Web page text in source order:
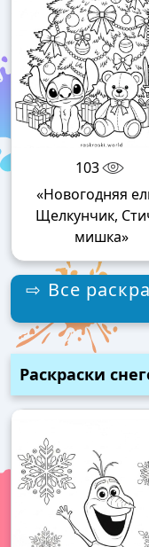
103
«Новогодняя
Щелкунчик,
мишка»
⇨ Все
Раскраски